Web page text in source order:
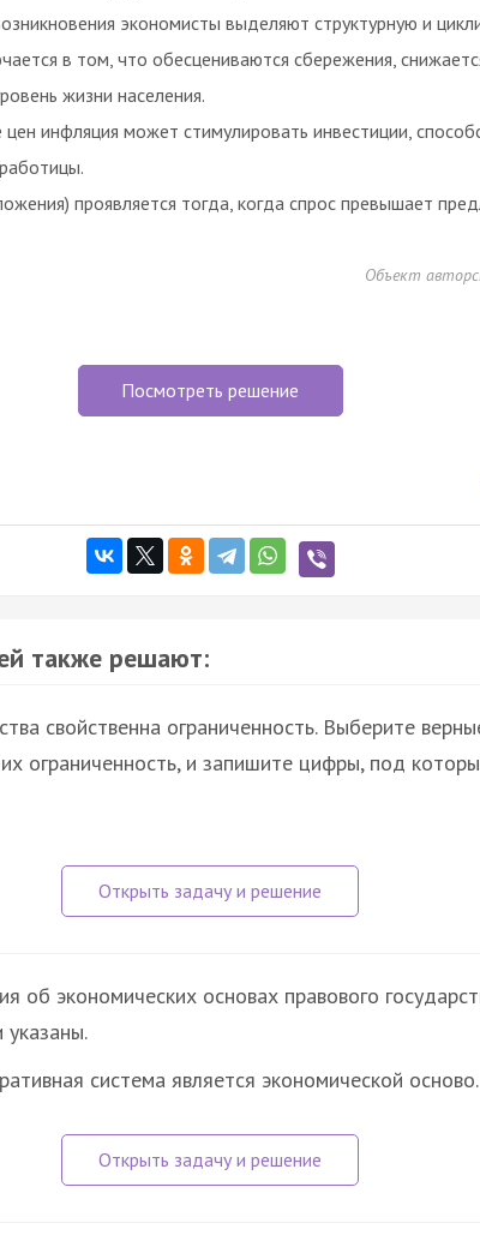
экономисты выделяют структурную и
в том, что обесцениваются сбережения,
жизни населения.
инфляция может стимулировать инвестиции,
проявляется тогда, когда спрос превышает
Объект
Посмотреть решение
также решают:
свойственна ограниченность. Выберите
ограниченность, и запишите цифры, под
об экономических основах правового
система является экономической